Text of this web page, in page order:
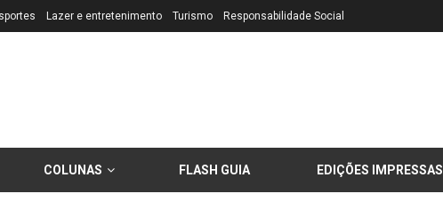
Lazer e entretenimento Turismo Responsabilidade Social
COLUNAS FLASH GUIA EDIÇÕES IMPRESSAS